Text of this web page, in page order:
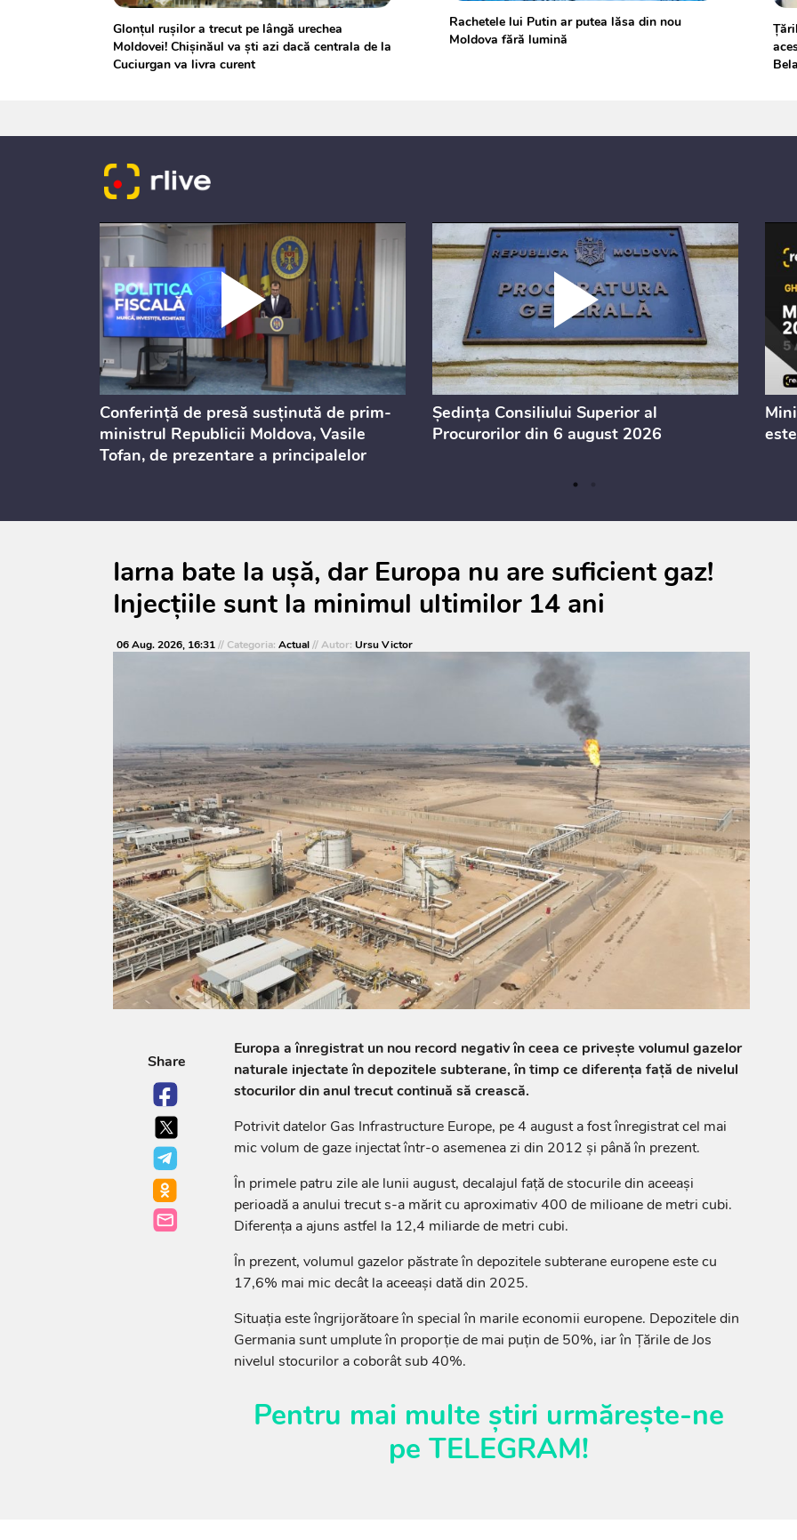
Glonţul rușilor a trecut pe lângă urechea
Moldovei! Chișinăul va ști azi dacă centrala de la
Cuciurgan va livra curent
Rachetele lui Putin ar putea lăsa din nou
Moldova fără lumină
Conferință de presă susținută de prim-
ministrul Republicii Moldova, Vasile
Tofan, de prezentare a principalelor
consultărilor publice
Ședința Consiliului Superior al
Procurorilor din 6 august 2026
Iarna bate la ușă, dar Europa nu are suficient gaz!
Injecțiile sunt la minimul ultimilor 14 ani
06 Aug. 2026, 16:31// Categoria: Actual// Autor: Ursu Victor
Share
Europa a înregistrat un nou record negativ în ceea ce privește volumul gazelor
naturale injectate în depozitele subterane, în timp ce diferența față de nivelul
stocurilor din anul trecut continuă să crească.
Potrivit datelor Gas Infrastructure Europe, pe 4 august a fost înregistrat cel mai
mic volum de gaze injectat într-o asemenea zi din 2012 și până în prezent.
În primele patru zile ale lunii august, decalajul față de stocurile din aceeași
perioadă a anului trecut s-a mărit cu aproximativ 400 de milioane de metri cubi.
Diferența a ajuns astfel la 12,4 miliarde de metri cubi.
În prezent, volumul gazelor păstrate în depozitele subterane europene este cu
17,6% mai mic decât la aceeași dată din 2025.
Situația este îngrijorătoare în special în marile economii europene. Depozitele din
Germania sunt umplute în proporție de mai puțin de 50%, iar în Țările de Jos
nivelul stocurilor a coborât sub 40%.
Pentru mai multe știri urmărește-ne
pe TELEGRAM!